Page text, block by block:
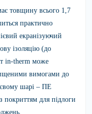
товщину всього 1,7
практично
екранізуючий
ізоляцію (до
in-therm може
вимогами до
шарі – ПЕ
покриттям для підлоги